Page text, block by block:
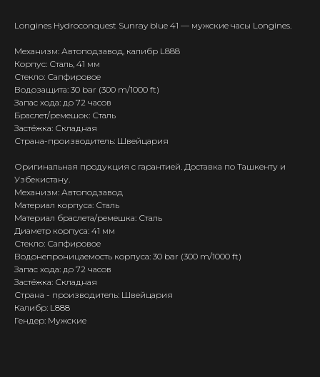
Longines Hydroconquest Sunray blue 41 — мужские часы Longines.
Механизм: Автоподзавод, калибр L888
Корпус: Сталь, 41 мм
Стекло: Сапфировое
Водозащита: 30 bar (300 m/1000 ft)
Запас хода: до 72 часов
Браслет/ремешок: Сталь
Застёжка: Складная
Страна-производитель: Швейцария
Оригинальная продукция с гарантией. Доставка по Ташкенту и
Узбекистану.
Механизм: Автоподзавод
Материал корпуса: Сталь
Материал браслета/ремешка: Сталь
Диаметр корпуса: 41 мм
Стекло: Сапфировое
Водонепроницаемость корпуса: 30 bar (300 m/1000 ft)
Запас хода: до 72 часов
Застёжка: Складная
Страна - производитель: Швейцария
Калибр: L888
Гендер: Мужские